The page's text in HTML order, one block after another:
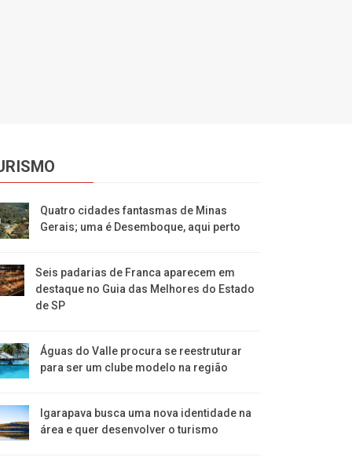
Quatro cidades fantasmas de Minas
Gerais; uma é Desemboque, aqui perto
Seis padarias de Franca aparecem em
destaque no Guia das Melhores do Estado
de SP
​Águas do Valle procura se reestruturar
para ser um clube modelo na região
​Igarapava busca uma nova identidade na
área e quer desenvolver o turismo